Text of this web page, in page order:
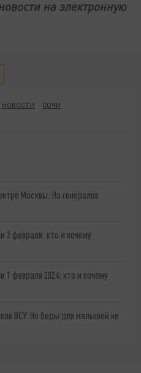
на электронную
НОВОСТИ
СОЧИ
Москвы: На генералов
2 февраля: кто и почему
1 февраля 2024: кто и почему
ВСУ. Но беды для малышей не